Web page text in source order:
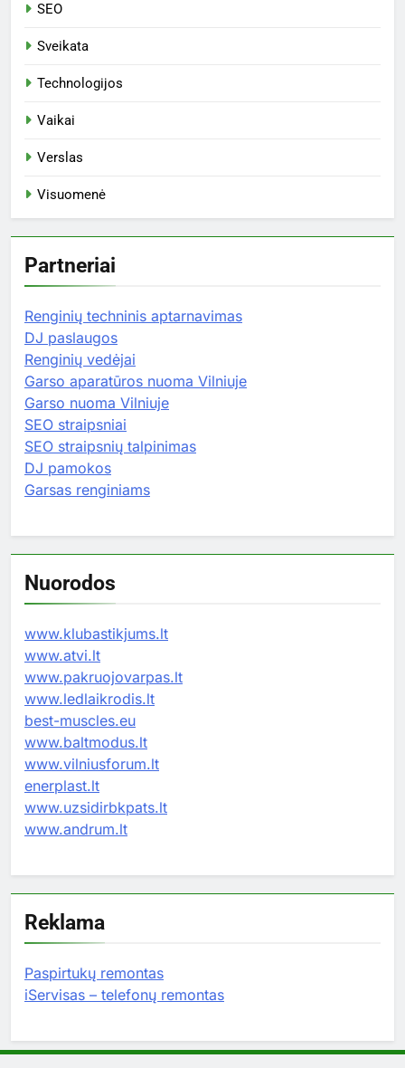
SEO
Sveikata
Technologijos
Vaikai
Verslas
Visuomenė
Partneriai
Renginių techninis aptarnavimas
DJ paslaugos
Renginių vedėjai
Garso aparatūros nuoma Vilniuje
Garso nuoma Vilniuje
SEO straipsniai
SEO straipsnių talpinimas
DJ pamokos
Garsas renginiams
Nuorodos
www.klubastikjums.lt
www.atvi.lt
www.pakruojovarpas.lt
www.ledlaikrodis.lt
best-muscles.eu
www.baltmodus.lt
www.vilniusforum.lt
enerplast.lt
www.uzsidirbkpats.lt
www.andrum.lt
Reklama
Paspirtukų remontas
iServisas – telefonų remontas